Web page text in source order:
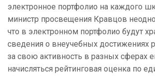
электронное портфолио на каждого
министр просвещения Кравцов
что в электронном портфолио будут
сведения о внеучебных достижениях
за свою активность в разных сферах
начисляться рейтинговая оценка по